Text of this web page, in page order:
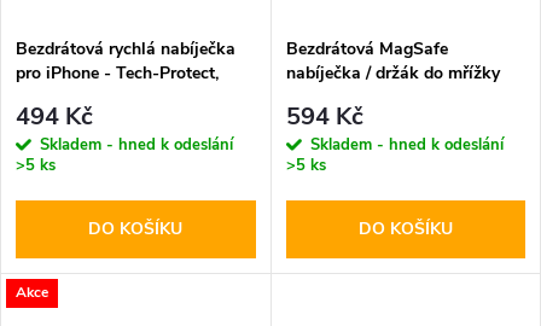
Bezdrátová rychlá nabíječka
pro iPhone - Tech-Protect,
Wireless Charger White
494 Kč
Skladem - hned k odeslání
>5 ks
DO KOŠÍKU
Bezdrátová MagSafe
nabíječka / držák do mřížky
594 Kč
Skladem - hned k odeslání
>5 ks
DO KOŠÍKU
Akce